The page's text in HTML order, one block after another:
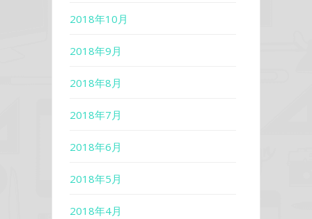
2018年10月
2018年9月
2018年8月
2018年7月
2018年6月
2018年5月
2018年4月